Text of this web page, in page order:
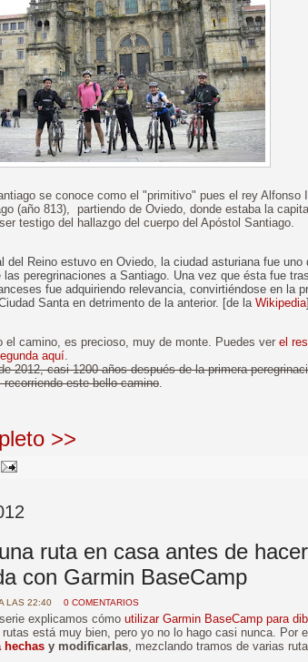
se conoce como el "primitivo" pues el rey Alfonso
(año 813), partiendo de Oviedo, donde estaba la
testigo del hallazgo del cuerpo del Apóstol Santiago.
del Reino estuvo en Oviedo, la ciudad asturiana fue uno
peregrinaciones a Santiago. Una vez que ésta fue
fue adquiriendo relevancia, convirtiéndose en la
Santa en detrimento de la anterior. [de laWikipedia]
el camino, es precioso, muy de monte. Puedes ver el
aquí.
2012, casi 1200 años después de la primera
este bello camino.
>>
ruta en casa antes de
con Garmin BaseCamp
LAS 22:40 0 COMENTARIOS
explicamos cómo utilizar Garmin BaseCamp para
está muy bien, pero yo no lo hago casi nunca. Por
hechas y modificarlas , mezclando tramos de varias